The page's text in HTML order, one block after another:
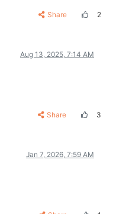
Share 2
Aug 13, 2025, 7:14 AM
Share 3
Jan 7, 2026, 7:59 AM